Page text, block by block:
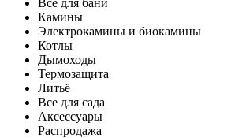
Все для бани
Камины
Электрокамины и биокамины
Котлы
Дымоходы
Термозащита
Литьё
Все для сада
Аксессуары
Распродажа